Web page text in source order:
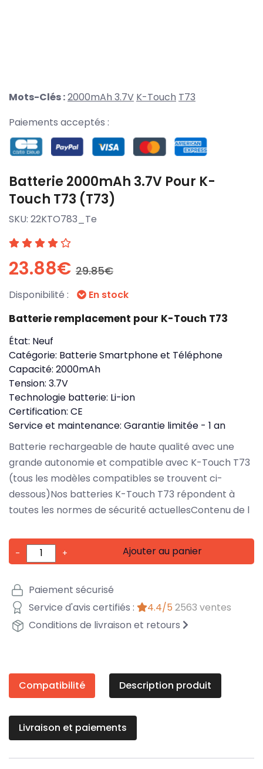
Mots-Clés :2000mAh 3.7V K-Touch T73
Paiements acceptés :
Batterie 2000mAh 3.7V Pour K-
Touch T73 (T73)
SKU: 22KTO783_Te
23.88€ 29.85€
Disponibilité : En stock
Batterie remplacement pour K-Touch T73
État: Neuf
Catégorie: Batterie Smartphone et Téléphone
Capacité: 2000mAh
Tension: 3.7V
Technologie batterie: Li-ion
Certification: CE
Service et maintenance: Garantie limitée - 1 an
Batterie rechargeable de haute qualité avec une
grande autonomie et compatible avec K-Touch T73
(tous les modèles compatibles se trouvent ci-
dessous)Nos batteries K-Touch T73 répondent à
toutes les normes de sécurité actuellesContenu de l
- + Ajouter au panier
Paiement sécurisé
Service d'avis certifiés :
4.4/5 2563 ventes
Conditions de livraison et retours
Compatibilité Description produit
Livraison et paiements